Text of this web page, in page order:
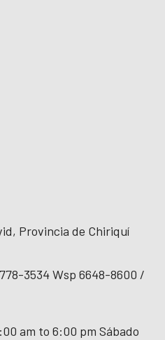
Provincia de Chiriquí
778-3534 Wsp 6648-8600 /
am to 6:00 pm Sábado